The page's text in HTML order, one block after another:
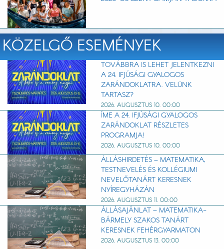
KÖZELGŐ ESEMÉNYEK
TOVÁBBRA IS LEHET JELENTKEZNI
A 24. IFJÚSÁGI GYALOGOS
ZARÁNDOKLATRA. VELÜNK
TARTASZ?
2026. AUGUSZTUS 10. 00:00
ÍME A 24. IFJÚSÁGI GYALOGOS
ZARÁNDOKLAT RÉSZLETES
PROGRAMJA!
2026. AUGUSZTUS 10. 00:00
ÁLLÁSHIRDETÉS – MATEMATIKA,
TESTNEVELÉS ÉS KOLLÉGIUMI
NEVELŐTANÁRT KERESNEK
NYÍREGYHÁZÁN
2026. AUGUSZTUS 11. 00:00
ÁLLÁSAJÁNLAT – MATEMATIKA-
BÁRMELY SZAKOS TANÁRT
KERESNEK FEHÉRGYARMATON
2026. AUGUSZTUS 13. 00:00